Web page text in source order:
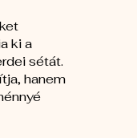
ki a
sétát.
hanem